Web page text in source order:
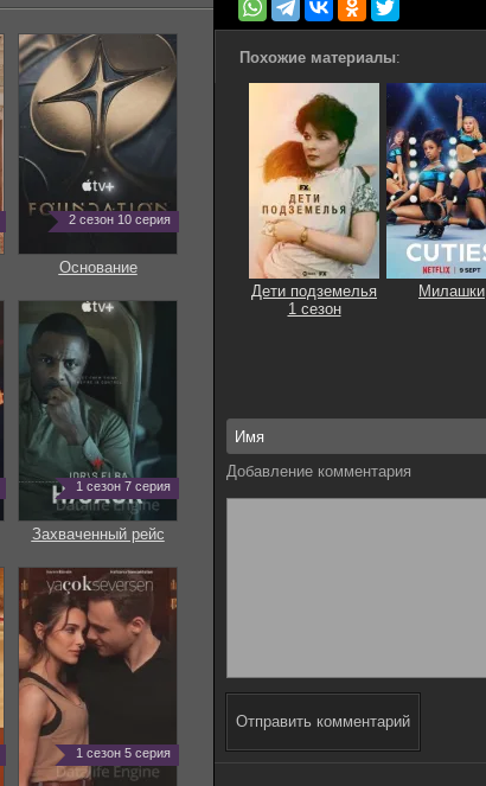
Похожие материалы:
Дети подземелья
1 сезон
Милашки
Добавление комментария
Отправить комментарий
2 сезон 10 серия
Основание
1 сезон 7 серия
Захваченный рейс
1 сезон 5 серия